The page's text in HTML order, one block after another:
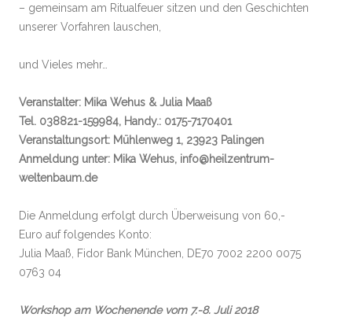
– gemeinsam am Ritualfeuer sitzen und den Geschichten
unserer Vorfahren lauschen,
und Vieles mehr…
Veranstalter: Mika Wehus & Julia Maaß
Tel. 038821-159984, Handy.: 0175-7170401
Veranstaltungsort: Mühlenweg 1, 23923 Palingen
Anmeldung unter: Mika Wehus, info@heilzentrum-
weltenbaum.de
Die Anmeldung erfolgt durch Überweisung von 60,-
Euro auf folgendes Konto:
Julia Maaß, Fidor Bank München, DE70 7002 2200 0075
0763 04
Workshop am Wochenende vom 7.-8. Juli 2018